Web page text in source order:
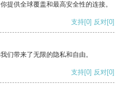
提供全球覆盖和最高安全性的连接。
支持[0] 反对[0]
们带来了无限的隐私和自由。
支持[0] 反对[0]